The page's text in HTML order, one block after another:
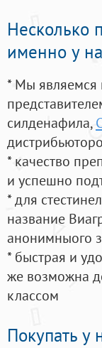
Несколько
именно у
* Мы являемся
силденафила,
* качество
и успешно
* для
название
анонимныого
* быстрая и
же возможна
классом
Покупать у